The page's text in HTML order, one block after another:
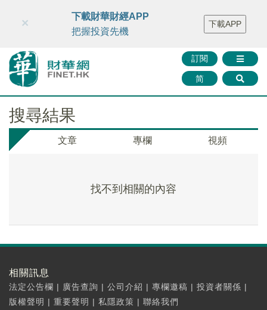
財華智庫網 FINTV FINMETA 財華證券 媒體矩陣
智庫沙龍
聯絡我們
訂閱
简
×
下載財華財經APP
把握投資先機
下載APP
搜尋結果
文章 專欄 視頻
找不到相關的內容
相關訊息
法定公告欄 | 廣告查詢 | 公司介紹 | 專欄邀稿 | 投資者關係 |
版權聲明 | 重要聲明 | 私隱政策 | 聯絡我們